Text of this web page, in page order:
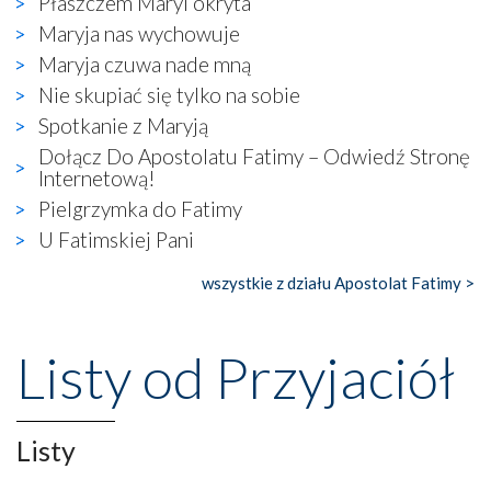
kontekście naszych czasów to raczej karykatura niż godny
wizerunek Zbawiciela…
Zatem nawet w bezpośrednim otoczeniu sanktuarium
naocznie przekonaliśmy się, że wewnątrz Kościoła toczy
się ogromna walka o kształt katolicyzmu i o serca
wierzących. Do czego to zmaganie może prowadzić,
widzieliśmy w urokliwym, niewielkim mieście Obidos,
gdzie w miejscu dawnego kościoła działa dzisiaj…
księgarnia.
Nasze pielgrzymkowe wyprawy, których celem były
wspaniałe klasztory w miasteczku Alcobaça czy w Batalhi,
Opatrznościową pomoc w wygranej bitwie o
niepodległość kraju. Zachwyt budziła potężna, a zarazem
misterna architektura tych monumentalnych dzieł,
wspaniałe zdobienia, dbałość ich twórców o detale,
połączenie talentów z wytrwałością i pracowitością
Maryja nas wychowuje
Maryja czuwa nade mną
Nie skupiać się tylko na sobie
Spotkanie z Maryją
Dołącz Do Apostolatu Fatimy – Odwiedź Stronę
Internetową!
Pielgrzymka do Fatimy
U Fatimskiej Pani
wszystkie z działu Apostolat Fatimy >
Listy od Przyjaciół
Listy